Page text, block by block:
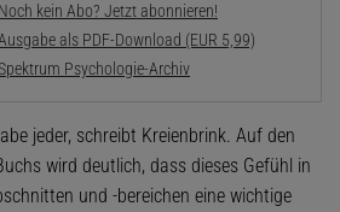
Noch kein Abo? Jetzt abonnieren!
Ausgabe als PDF-Download (EUR 5,99)
Psychologie-Archiv
jeder, schreibt Kreienbrink. Auf den
wird deutlich, dass dieses Gefühl in
und -bereichen eine wichtige